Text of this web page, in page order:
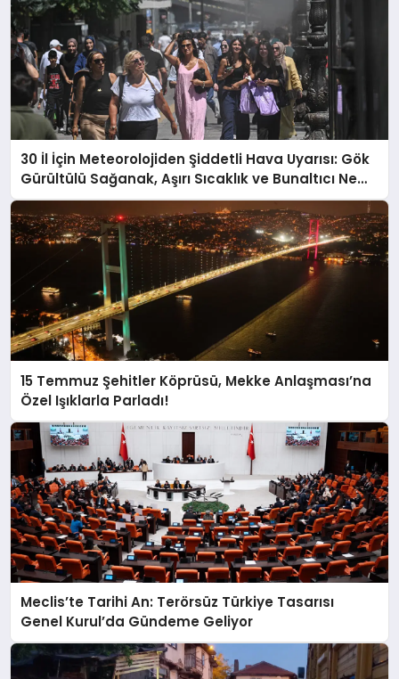
30 İl İçin Meteorolojiden Şiddetli Hava Uyarısı: Gök
Gürültülü Sağanak, Aşırı Sıcaklık ve Bunaltıcı Nem
Geliyor!
15 Temmuz Şehitler Köprüsü, Mekke Anlaşması’na
Özel Işıklarla Parladı!
Meclis’te Tarihi An: Terörsüz Türkiye Tasarısı
Genel Kurul’da Gündeme Geliyor